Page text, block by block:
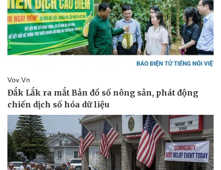
Doanh nghiệp
Doanh nhân
Vì cộng đồng
Công nghệ
Sành điệu
Chuyển đổi số